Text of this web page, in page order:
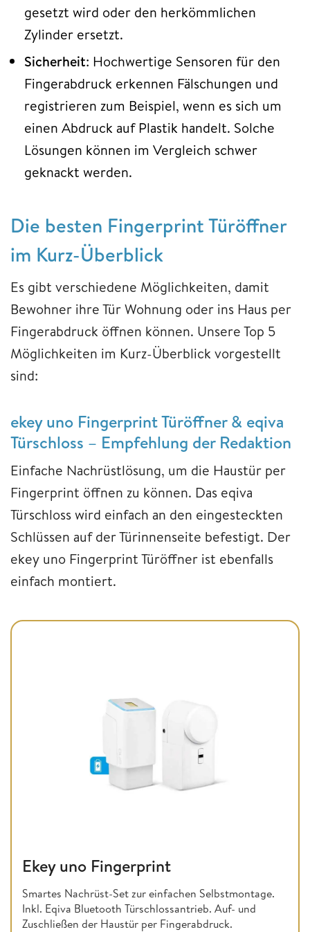
gesetzt wird oder den herkömmlichen
Zylinder ersetzt.
Sicherheit: Hochwertige Sensoren für den
Fingerabdruck erkennen Fälschungen und
registrieren zum Beispiel, wenn es sich um
einen Abdruck auf Plastik handelt. Solche
Lösungen können im Vergleich schwer
geknackt werden.
Die besten Fingerprint Türöffner
im Kurz-Überblick
Es gibt verschiedene Möglichkeiten, damit
Bewohner ihre Tür Wohnung oder ins Haus per
Fingerabdruck öffnen können. Unsere Top 5
Möglichkeiten im Kurz-Überblick vorgestellt
sind:
ekey uno Fingerprint Türöffner & eqiva
Türschloss – Empfehlung der Redaktion
Einfache Nachrüstlösung, um die Haustür per
Fingerprint öffnen zu können. Das eqiva
Türschloss wird einfach an den eingesteckten
Schlüssen auf der Türinnenseite befestigt. Der
ekey uno Fingerprint Türöffner ist ebenfalls
einfach montiert.
Ekey uno Fingerprint
Smartes Nachrüst-Set zur einfachen Selbstmontage.
Inkl. Eqiva Bluetooth Türschlossantrieb. Auf- und
Zuschließen der Haustür per Fingerabdruck.